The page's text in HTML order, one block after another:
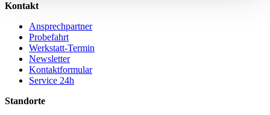
Kontakt
Ansprechpartner
Probefahrt
Werkstatt-Termin
Newsletter
Kontaktformular
Service 24h
Standorte